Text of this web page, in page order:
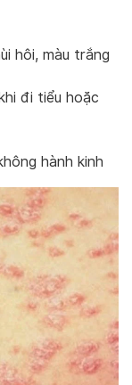
hôi, màu trắng
đi tiểu hoặc
hành kinh